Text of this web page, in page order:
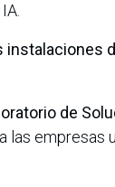
de
las empresas